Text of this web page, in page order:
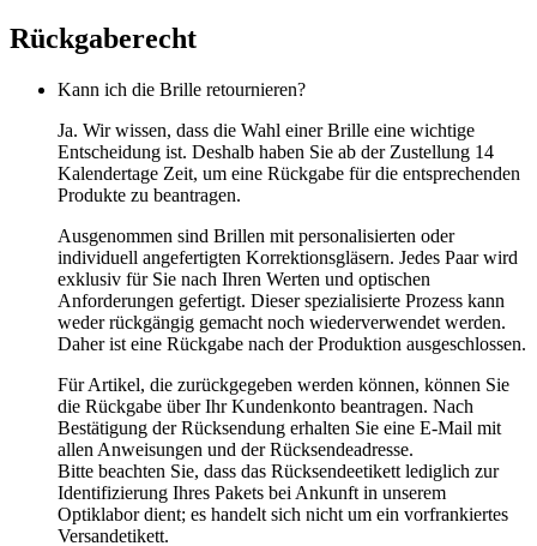
Rückgaberecht
Kann ich die Brille retournieren?
Ja. Wir wissen, dass die Wahl einer Brille eine wichtige
Entscheidung ist. Deshalb haben Sie ab der Zustellung 14
Kalendertage Zeit, um eine Rückgabe für die entsprechenden
Produkte zu beantragen.
Ausgenommen sind Brillen mit personalisierten oder
individuell angefertigten Korrektionsgläsern. Jedes Paar wird
exklusiv für Sie nach Ihren Werten und optischen
Anforderungen gefertigt. Dieser spezialisierte Prozess kann
weder rückgängig gemacht noch wiederverwendet werden.
Daher ist eine Rückgabe nach der Produktion ausgeschlossen.
Für Artikel, die zurückgegeben werden können, können Sie
die Rückgabe über Ihr Kundenkonto beantragen. Nach
Bestätigung der Rücksendung erhalten Sie eine E-Mail mit
allen Anweisungen und der Rücksendeadresse.
Bitte beachten Sie, dass das Rücksendeetikett lediglich zur
Identifizierung Ihres Pakets bei Ankunft in unserem
Optiklabor dient; es handelt sich nicht um ein vorfrankiertes
Versandetikett.